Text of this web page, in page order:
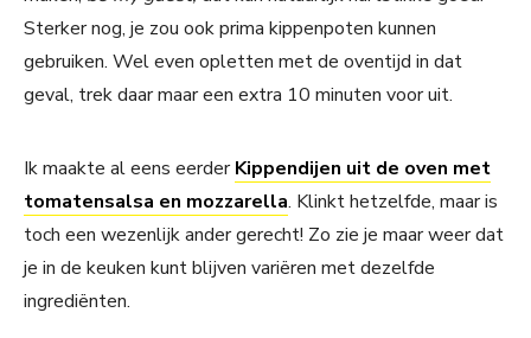
Sterker nog, je zou ook prima kippenpoten kunnen
gebruiken. Wel even opletten met de oventijd in dat
geval, trek daar maar een extra 10 minuten voor uit.
Ik maakte al eens eerderKippendijen uit de oven met
tomatensalsa en mozzarella. Klinkt hetzelfde, maar is
toch een wezenlijk ander gerecht! Zo zie je maar weer dat
je in de keuken kunt blijven variëren met dezelfde
ingrediënten.